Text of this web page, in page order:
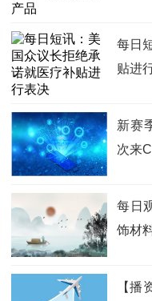
每日
贴进
新赛
次来
每日
饰材
【播